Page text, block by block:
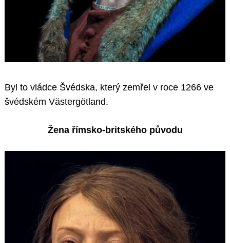
Byl to vládce Švédska, který zemřel v roce 1266 ve
švédském Västergötland.
Žena římsko-britského původu